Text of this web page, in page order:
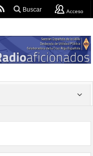
Buscar Acceso